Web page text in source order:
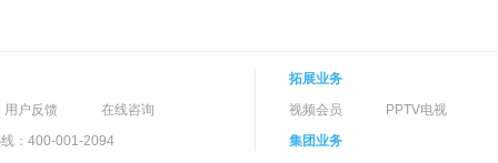
用户反馈
在线咨询
：400-001-2094
拓展业务
视频会员
PPTV电视
集团业务